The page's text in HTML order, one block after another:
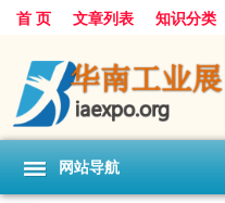
首 页 文章列表 知识分类
网站导航